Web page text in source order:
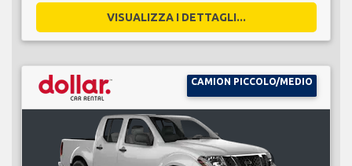
VISUALIZZA I DETTAGLI...
CAMION PICCOLO/MEDIO